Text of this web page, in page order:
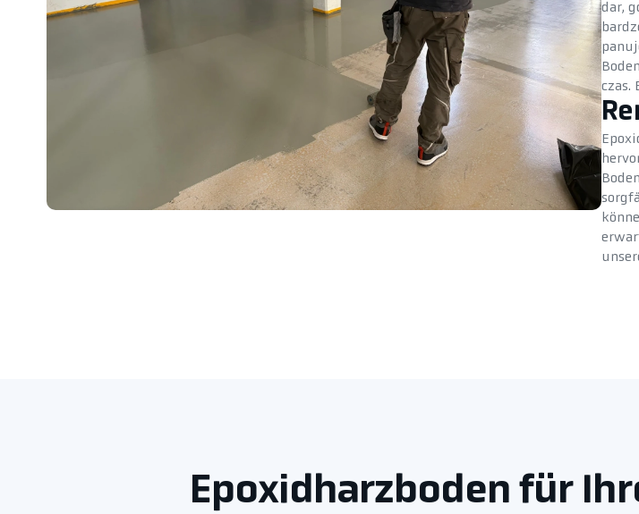
dar,
czas.
Epoxidharzboden für